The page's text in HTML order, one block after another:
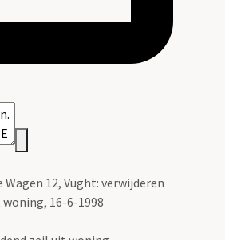
Wagen 12, Vught: verwijderen
16-6-1998